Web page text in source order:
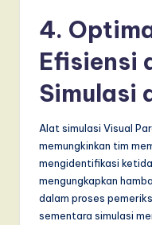
4.
Efisiensi
Simulasi
Alat simulasi Visual
memungkinkan tim
mengidentifikasi
mengungkapkan
dalam proses
sementara simulasi